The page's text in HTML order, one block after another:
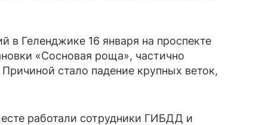
в Геленджике 16 января на проспекте
«Сосновая роща», частично
стало падение крупных веток,
работали сотрудники ГИБДД и